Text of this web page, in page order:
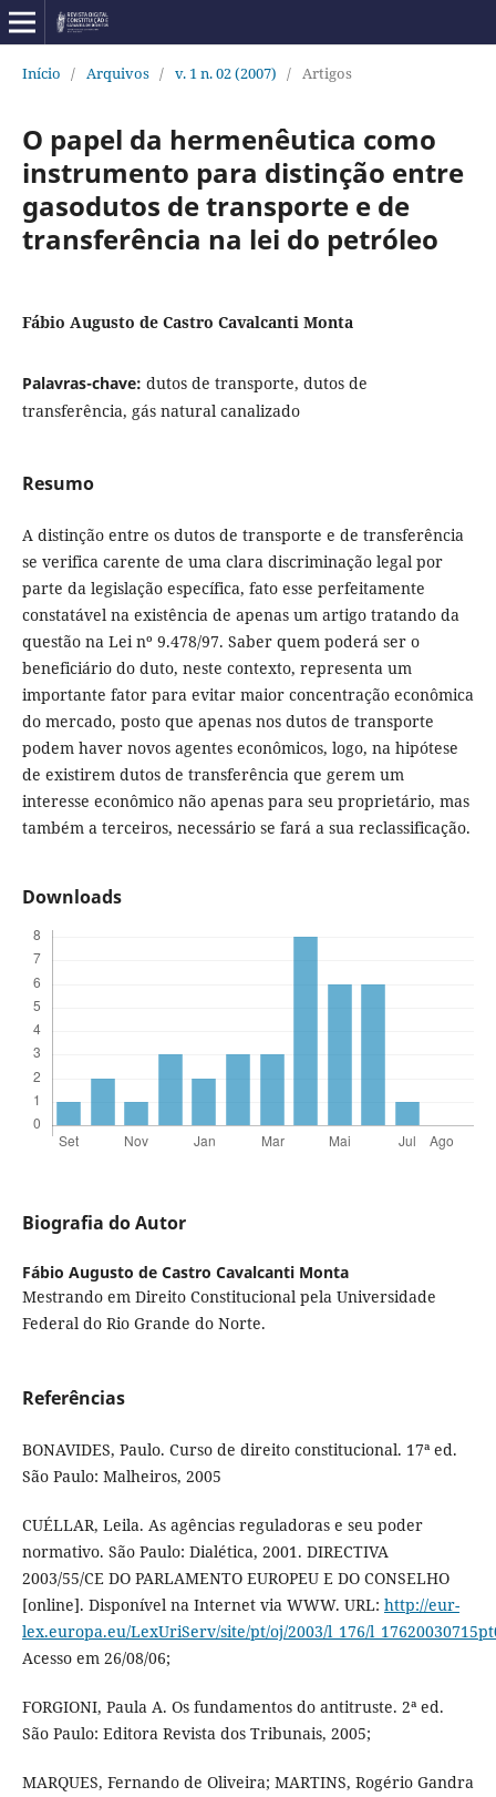
Início / Arquivos / v. 1 n. 02 (2007) / Artigos
O papel da hermenêutica como
instrumento para distinção entre
gasodutos de transporte e de
transferência na lei do petróleo
Fábio Augusto de Castro Cavalcanti Monta
Palavras-chave: dutos de transporte, dutos de
transferência, gás natural canalizado
Resumo
A distinção entre os dutos de transporte e de transferência
se verifica carente de uma clara discriminação legal por
parte da legislação específica, fato esse perfeitamente
constatável na existência de apenas um artigo tratando da
questão na Lei nº 9.478/97. Saber quem poderá ser o
beneficiário do duto, neste contexto, representa um
importante fator para evitar maior concentração econômica
do mercado, posto que apenas nos dutos de transporte
podem haver novos agentes econômicos, logo, na hipótese
de existirem dutos de transferência que gerem um
interesse econômico não apenas para seu proprietário, mas
também a terceiros, necessário se fará a sua reclassificação.
Downloads
Biografia do Autor
Fábio Augusto de Castro Cavalcanti Monta
Mestrando em Direito Constitucional pela Universidade
Federal do Rio Grande do Norte.
Referências
BONAVIDES, Paulo. Curso de direito constitucional. 17ª ed.
São Paulo: Malheiros, 2005
CUÉLLAR, Leila. As agências reguladoras e seu poder
normativo. São Paulo: Dialética, 2001. DIRECTIVA
2003/55/CE DO PARLAMENTO EUROPEU E DO CONSELHO
[online]. Disponível na Internet via WWW. URL: http://eur-
lex.europa.eu/LexUriServ/site/pt/oj/2003/l_176/
Acesso em 26/08/06;
FORGIONI, Paula A. Os fundamentos do antitruste. 2ª ed.
São Paulo: Editora Revista dos Tribunais, 2005;
MARQUES, Fernando de Oliveira; MARTINS, Rogério Gandra